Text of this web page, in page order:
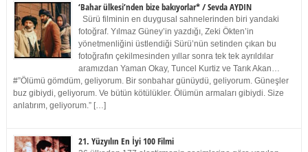
‘Bahar ülkesi’nden bize bakıyorlar* / Sevda AYDIN
Sürü filminin en duygusal sahnelerinden biri yandaki
fotoğraf. Yılmaz Güney’in yazdığı, Zeki Ökten’in
yönetmenliğini üstlendiği Sürü’nün setinden çıkan bu
fotoğrafın çekilmesinden yıllar sonra tek tek ayrıldılar
aramızdan Yaman Okay, Tuncel Kurtiz ve Tarık Akan…
#”Ölümü gömdüm, geliyorum. Bir sonbahar günüydü, geliyorum. Güneşler
buz gibiydi, geliyorum. Ve bütün kötülükler. Ölümün armaları gibiydi. Size
anlatırım, geliyorum.” […]
21. Yüzyılın En İyi 100 Filmi